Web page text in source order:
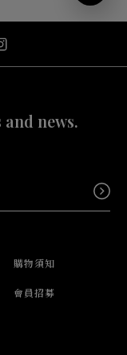
news.
購物須知
會員招募